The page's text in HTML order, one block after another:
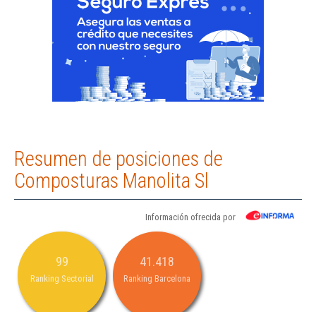
Resumen de posiciones de
Composturas Manolita Sl
Información ofrecida por
99
Ranking Sectorial
41.418
Ranking Barcelona